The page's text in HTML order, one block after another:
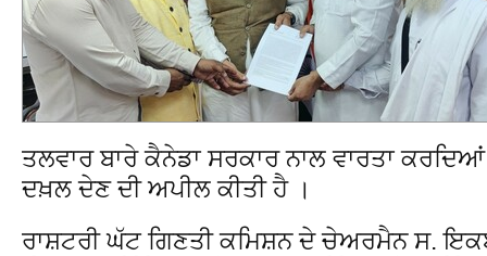
ਤਲਵਾਰ ਬਾਰੇ ਕੈਨੇਡਾ ਸਰਕਾਰ ਨਾਲ ਵਾਰਤਾ
ਦਖ਼ਲ ਦੇਣ ਦੀ ਅਪੀਲ ਕੀਤੀ ਹੈ ।
ਰਾਸ਼ਟਰੀ ਘੱਟ ਗਿਣਤੀ ਕਮਿਸ਼ਨ ਦੇ ਚੇਅਰਮੈਨ ਸ.